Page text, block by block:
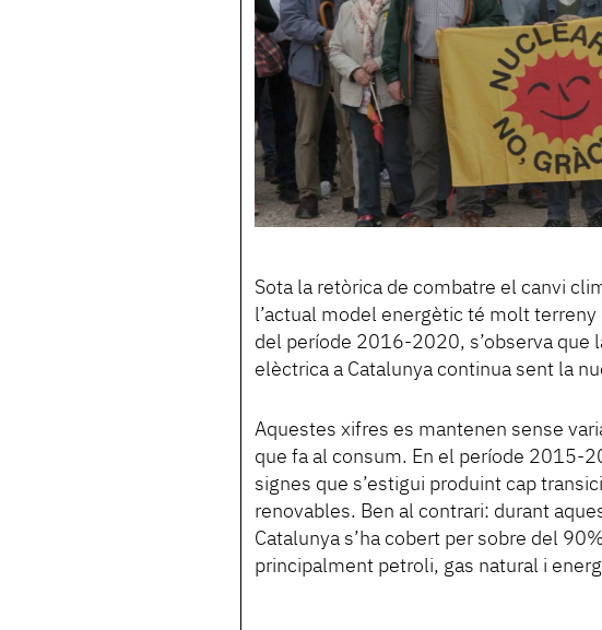
Sota la retòrica de combatre el canvi
l’actual model energètic té molt terreny
del període 2016-2020, s’observa que
elèctrica a Catalunya continua sent la
Aquestes xifres es mantenen sense
que fa al consum. En el període 2015-
signes que s’estigui produint cap
renovables. Ben al contrari: durant
Catalunya s’ha cobert per sobre del
principalment petroli, gas natural i